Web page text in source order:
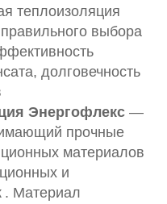
теплоизоляция
выбора
долговечность
Энергофлекс —
прочные
материалов
и
. Материал